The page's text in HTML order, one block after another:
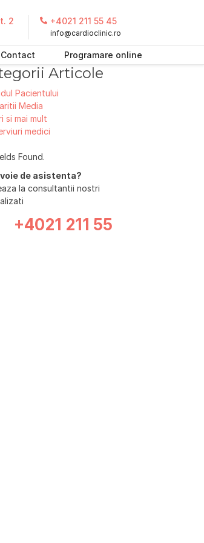
2 +4021 211 55 45
info@cardioclinic.ro
Contact Programare online
Articole
Pacientului
Media
si mai mult
medici
Found.
de asistenta?
la consultantii nostri
+4021 211 55